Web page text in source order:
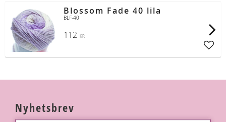
Blossom Fade 40 lila
BLF-40
112 KR
Nyhetsbrev